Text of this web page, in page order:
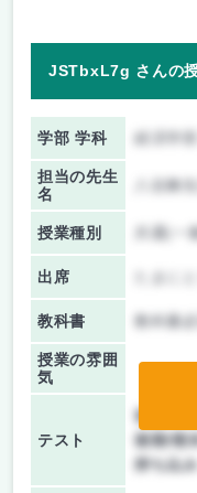
JSTbxL7g さんの
学部 学科
担当の先生
名
八谷舞先
授業種別 共通(一
出席
教科書 教科書必
授業の雰囲
気
テスト
前期/中
後期/期
持ち込み